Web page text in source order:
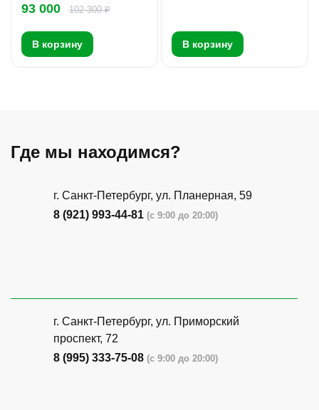
93 000 102 300 ₽
В корзину В корзину
Где мы находимся?
г. Санкт-Петербург, ​ул. Планерная, 59
8 (921) 993-44-81 (с 9:00 до 20:00)
г. Санкт-Петербург, ​ул. Приморский
проспект, 72
8 (995) 333-75-08 (с 9:00 до 20:00)